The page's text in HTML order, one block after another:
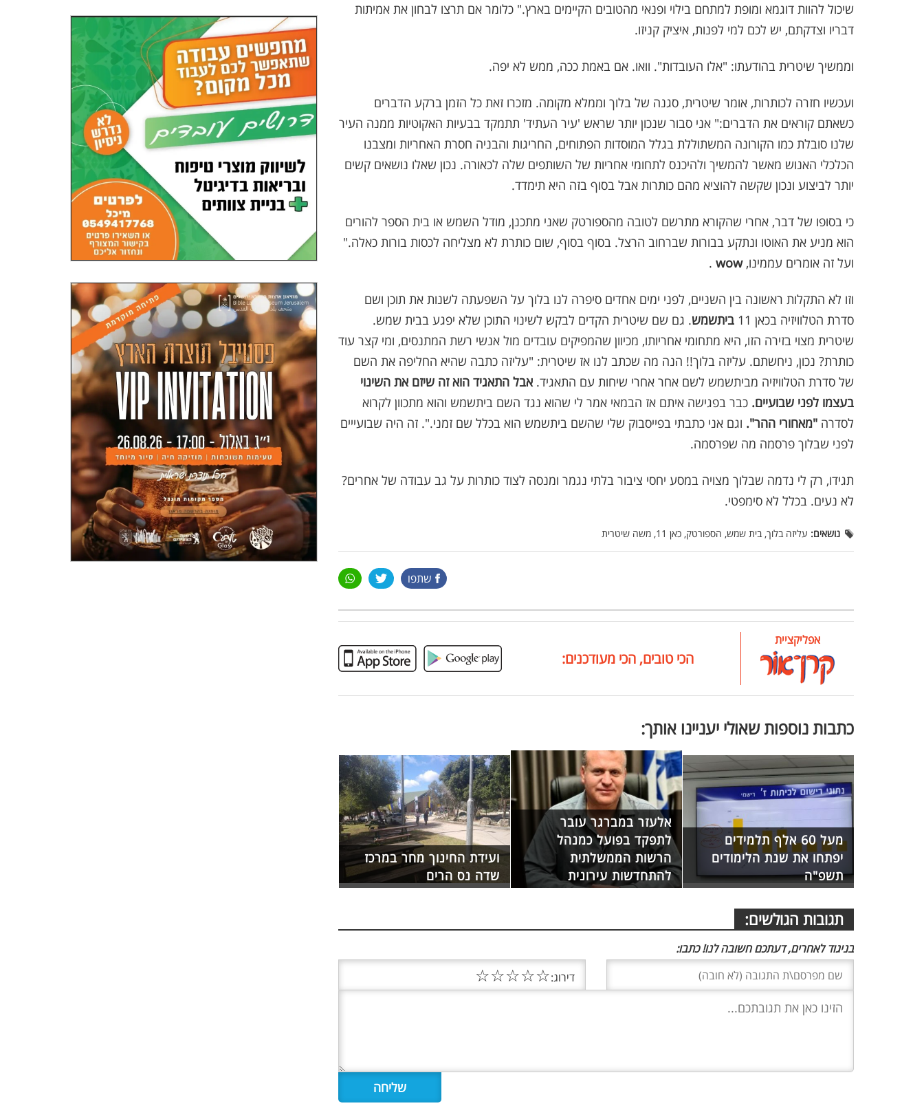
שיכול להוות דוגמא ומופת למתחם בילוי ופנאי מהטובים הקיימים בארץ." כלומר אם תרצו לבחון את אמיתות
דבריו וצדקתם, יש לכם למי לפנות, איציק קניזו.
וממשיך שיטרית בהודעתו: "אלו העובדות". וואו. אם באמת ככה, ממש לא יפה.
ועכשיו חזרה לכותרות, אומר שיטרית, סגנה של בלוך וממלא מקומה. מזכרו זאת כל הזמן ברקע הדברים
כשאתם קוראים את הדברים:" אני סבור שנכון יותר שראש 'עיר העתיד' תתמקד בבעיות האקוטיות ממנה העיר
שלנו סובלת כמו הקורונה המשתוללת בגלל המוסדות הפתוחים, החריגות והבניה חסרת האחריות ומצבנו
הכלכלי האנוש מאשר להמשיך ולהיכנס לתחומי אחריות של השותפים שלה לכאורה. נכון שאלו נושאים קשים
יותר לביצוע ונכון שקשה להוציא מהם כותרות אבל בסוף בזה היא תימדד.
כי בסופו של דבר, אחרי שהקורא מתרשם לטובה מהספורטק שאני מתכנן, מודל השמש או בית הספר להורים
הוא מניע את האוטו ונתקע בבורות שברחוב הרצל. בסוף בסוף, שום כותרת לא מצליחה לכסות בורות כאלה."
ועל זה אומרים עממינו,wow
.
וזו לא התקלות ראשונה בין השניים, לפני ימים אחדים סיפרה לנו בלוך על השפעתה לשנות את תוכן ושם
סדרת הטלוויזיה בכאן 11
ביתשמש. גם שם שיטרית הקדים לבקש לשינוי התוכן שלא יפגע בבית שמש.
שיטרית מצוי בזירה הזו, היא מתחומי אחריותו, מכיוון שהמפיקים עובדים מול אנשי רשת המתנסים, ומי קצר עוד
כותרת? נכון, ניחשתם. עליזה בלוך!! הנה מה שכתב לנו אז שיטרית: "עליזה כתבה שהיא החליפה את השם
של סדרת הטלוויזיה מביתשמש לשם אחר אחרי שיחות עם התאגיד.אבל התאגיד הוא זה שיזם את השינוי
בעצמו לפני שבועיים. כבר בפגישה איתם אז הבמאי אמר לי שהוא נגד השם ביתשמש והוא מתכוון לקרוא
לסדרה "מאחורי ההר". וגם אני כתבתי בפייסבוק שלי שהשם ביתשמש הוא בכלל שם זמני.". זה היה שבועייים
לפני שבלוך פרסמה מה שפרסמה.
תגידו, רק לי נדמה שבלוך מצויה במסע יחסי ציבור בלתי נגמר ומנסה לצוד כותרות על גב עבודה של אחרים?
לא נעים. בכלל לא סימפטי.
נושאים: עליזה בלוך, בית שמש, הספורטק, כאן 11, משה שיטרית
שתפו
אפליקציית
הכי טובים, הכי מעודכנים:
כתבות נוספות שאולי יעניינו אותך:
מעל 60 אלף תלמידים
יפתחו את שנת הלימודים
תשפ"ה
אלעזר במברגר עובר
לתפקד בפועל כמנהל
הרשות הממשלתית
להתחדשות עירונית
ועידת החינוך מחר במרכז
שדה נס הרים
תגובות הגולשים:
בניגוד לאחרים, דעתכם חשובה לנו! כתבו:
דירוג:☆
☆
☆
☆
☆